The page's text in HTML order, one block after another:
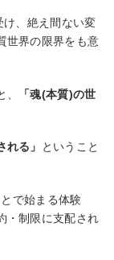
、絶え間ない変
世界の限界をも意
「魂(本質)の世
れる」
ということ
で始まる体験
・制限に支配され